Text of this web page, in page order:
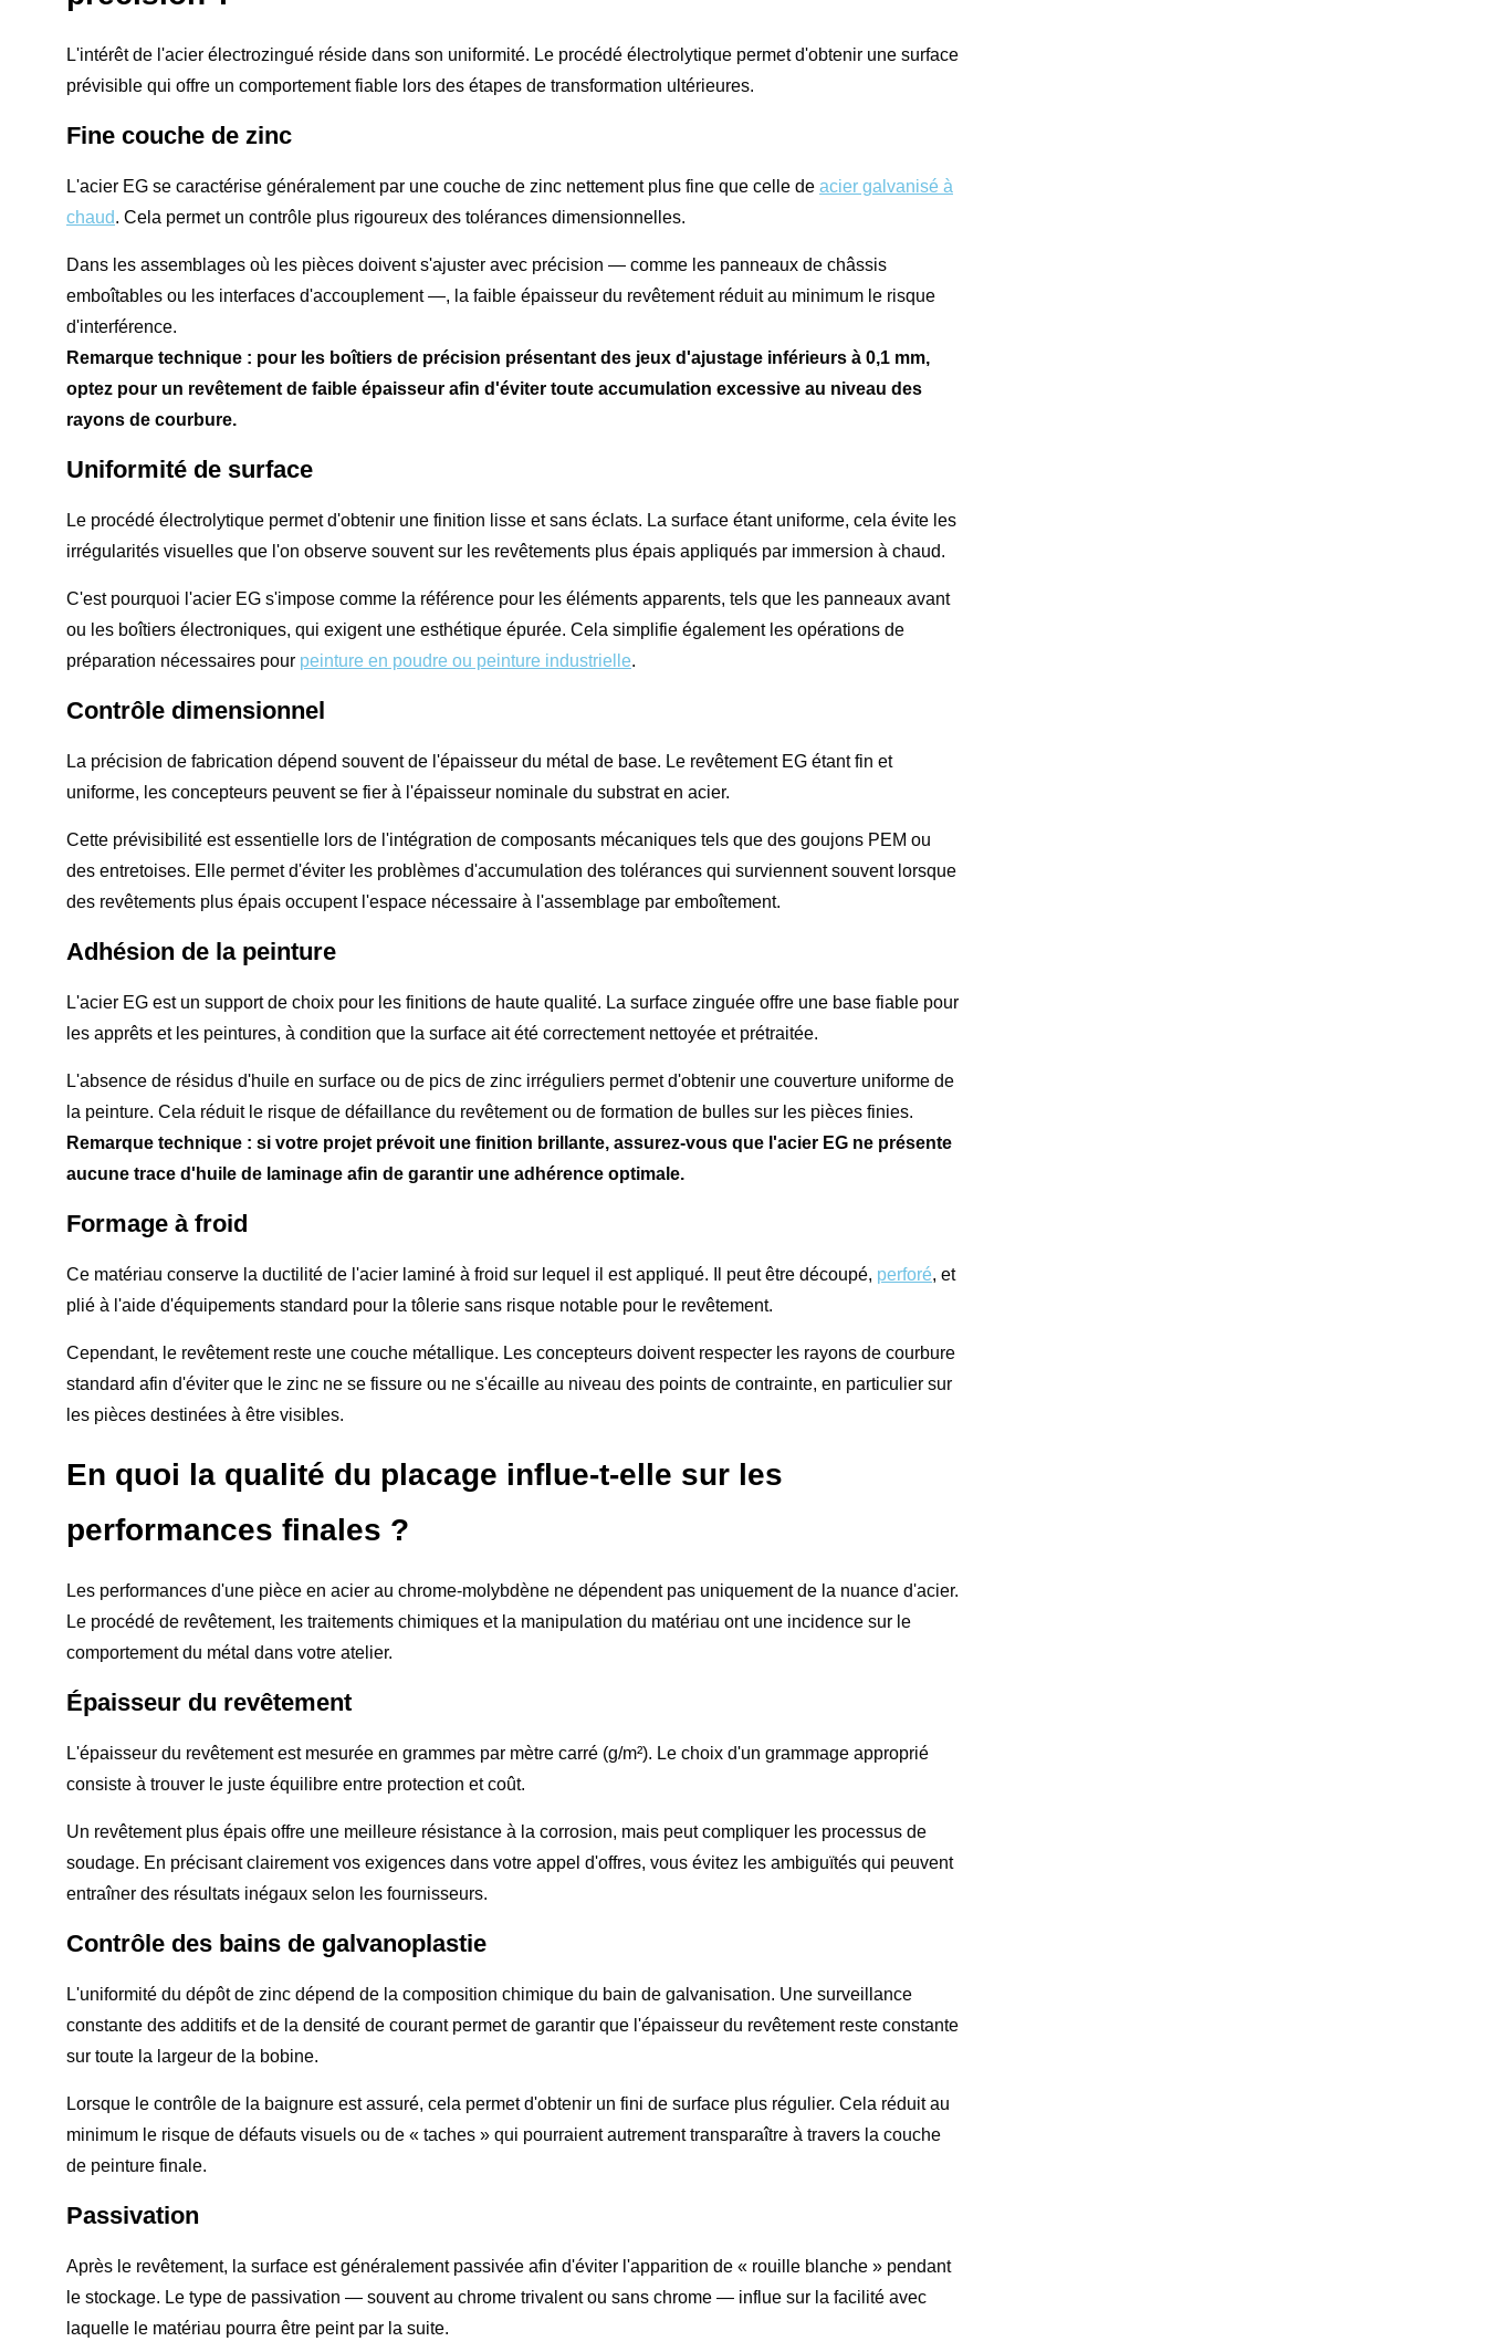
L'intérêt de l'acier électrozingué réside dans son uniformité. Le procédé électrolytique permet d'obtenir une surface
prévisible qui offre un comportement fiable lors des étapes de transformation ultérieures.
Fine couche de zinc
L'acier EG se caractérise généralement par une couche de zinc nettement plus fine que celle de acier galvanisé à
chaud. Cela permet un contrôle plus rigoureux des tolérances dimensionnelles.
Dans les assemblages où les pièces doivent s'ajuster avec précision — comme les panneaux de châssis
emboîtables ou les interfaces d'accouplement —, la faible épaisseur du revêtement réduit au minimum le risque
d'interférence.
Remarque technique : pour les boîtiers de précision présentant des jeux d'ajustage inférieurs à 0,1 mm,
optez pour un revêtement de faible épaisseur afin d'éviter toute accumulation excessive au niveau des
rayons de courbure.
Uniformité de surface
Le procédé électrolytique permet d'obtenir une finition lisse et sans éclats. La surface étant uniforme, cela évite les
irrégularités visuelles que l'on observe souvent sur les revêtements plus épais appliqués par immersion à chaud.
C'est pourquoi l'acier EG s'impose comme la référence pour les éléments apparents, tels que les panneaux avant
ou les boîtiers électroniques, qui exigent une esthétique épurée. Cela simplifie également les opérations de
préparation nécessaires pour peinture en poudre ou peinture industrielle.
Contrôle dimensionnel
La précision de fabrication dépend souvent de l'épaisseur du métal de base. Le revêtement EG étant fin et
uniforme, les concepteurs peuvent se fier à l'épaisseur nominale du substrat en acier.
Cette prévisibilité est essentielle lors de l'intégration de composants mécaniques tels que des goujons PEM ou
des entretoises. Elle permet d'éviter les problèmes d'accumulation des tolérances qui surviennent souvent lorsque
des revêtements plus épais occupent l'espace nécessaire à l'assemblage par emboîtement.
Adhésion de la peinture
L'acier EG est un support de choix pour les finitions de haute qualité. La surface zinguée offre une base fiable pour
les apprêts et les peintures, à condition que la surface ait été correctement nettoyée et prétraitée.
L'absence de résidus d'huile en surface ou de pics de zinc irréguliers permet d'obtenir une couverture uniforme de
la peinture. Cela réduit le risque de défaillance du revêtement ou de formation de bulles sur les pièces finies.
Remarque technique : si votre projet prévoit une finition brillante, assurez-vous que l'acier EG ne présente
aucune trace d'huile de laminage afin de garantir une adhérence optimale.
Formage à froid
Ce matériau conserve la ductilité de l'acier laminé à froid sur lequel il est appliqué. Il peut être découpé, perforé, et
plié à l'aide d'équipements standard pour la tôlerie sans risque notable pour le revêtement.
Cependant, le revêtement reste une couche métallique. Les concepteurs doivent respecter les rayons de courbure
standard afin d'éviter que le zinc ne se fissure ou ne s'écaille au niveau des points de contrainte, en particulier sur
les pièces destinées à être visibles.
En quoi la qualité du placage influe-t-elle sur les
performances finales ?
Les performances d'une pièce en acier au chrome-molybdène ne dépendent pas uniquement de la nuance d'acier.
Le procédé de revêtement, les traitements chimiques et la manipulation du matériau ont une incidence sur le
comportement du métal dans votre atelier.
Épaisseur du revêtement
L'épaisseur du revêtement est mesurée en grammes par mètre carré (g/m²). Le choix d'un grammage approprié
consiste à trouver le juste équilibre entre protection et coût.
Un revêtement plus épais offre une meilleure résistance à la corrosion, mais peut compliquer les processus de
soudage. En précisant clairement vos exigences dans votre appel d'offres, vous évitez les ambiguïtés qui peuvent
entraîner des résultats inégaux selon les fournisseurs.
Contrôle des bains de galvanoplastie
L'uniformité du dépôt de zinc dépend de la composition chimique du bain de galvanisation. Une surveillance
constante des additifs et de la densité de courant permet de garantir que l'épaisseur du revêtement reste constante
sur toute la largeur de la bobine.
Lorsque le contrôle de la baignure est assuré, cela permet d'obtenir un fini de surface plus régulier. Cela réduit au
minimum le risque de défauts visuels ou de « taches » qui pourraient autrement transparaître à travers la couche
de peinture finale.
Passivation
Après le revêtement, la surface est généralement passivée afin d'éviter l'apparition de « rouille blanche » pendant
le stockage. Le type de passivation — souvent au chrome trivalent ou sans chrome — influe sur la facilité avec
laquelle le matériau pourra être peint par la suite.